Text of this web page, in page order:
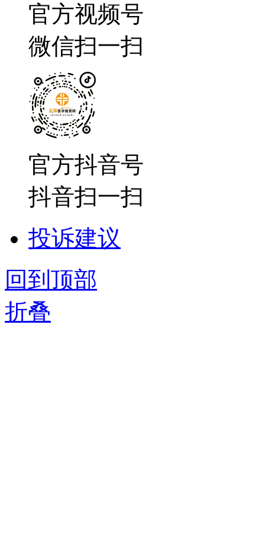
官方视频号
微信扫一扫
官方抖音号
抖音扫一扫
投诉建议
回到顶部
折叠